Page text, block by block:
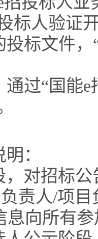
标人验证
投标文件
通过“国能
：
，对招标
责人/项
息向所有